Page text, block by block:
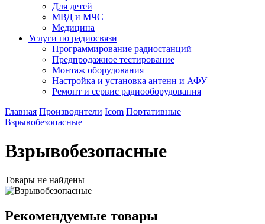
Для детей
МВД и МЧС
Медицина
Услуги по радиосвязи
Программирование радиостанций
Предпродажное тестирование
Монтаж оборудования
Настройка и установка антенн и АФУ
Ремонт и сервис радиооборудования
Главная Производители Icom Портативные
Взрывобезопасные
Взрывобезопасные
Товары не найдены
Рекомендуемые товары